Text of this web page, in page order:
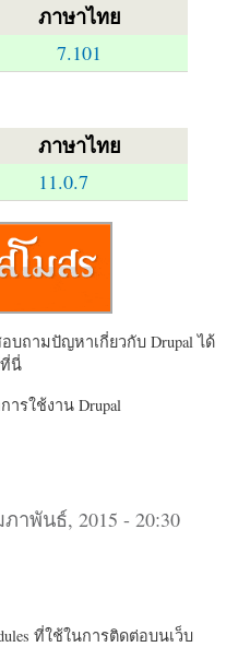
ภาษาไทย
7.101
ภาษาไทย
11.0.7
ถามปัญหาเกี่ยวกับ Drupal ได้
นี่
รใช้งาน Drupal
าพันธ์, 2015 - 20:30
ที่ใช้ในการติดต่อบนเว็บ